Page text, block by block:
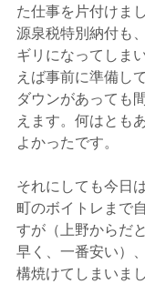
た仕事を片付けま
源泉税特別納付も
ギリになってしま
えば事前に準備し
ダウンがあっても
えます。何はとも
よかったです。
それにしても今日
町のボイトレまで
すが（上野からだ
早く、一番安い）
構焼けてしまいま